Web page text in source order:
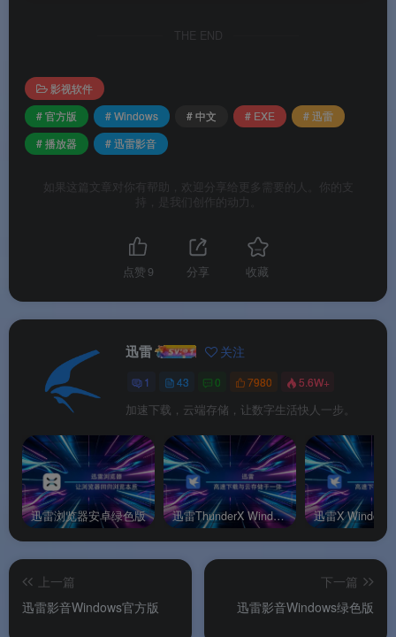
⚙️软件功能
🎞️ 超高清解码引擎
AVI、MP4、MKV、MOV、TS等上百种主流格式，
多云盘直连播放
：支持阿里云盘、百度网盘及
智能字幕实时匹配：内置在线字幕库，支持
中、英、日、俄等多语言自动匹配与实时翻译
📥
边下边播黑科技 ：支持HTTP、FTP、BT等多种
协议的边下边播，大幅缩短观看等待时间
。
🎨个性化播放设置：支持亮度、对比度、饱和度
调节，音量可在0-1000%范围内自由调节 。
✨软件特色
✨软件特色
THE END
影视软件
# 官方版
# Windows # 中文 # EXE
# 迅雷
# 播放器
# 迅雷影音
如果这篇文章对你有帮助，欢迎分享给更多需要的人。你的支
持，是我们创作的动力。
点赞 9 分享 收藏
迅雷 关注
1 43 0 7980 5.6W+
加速下载，云端存储，让数字生活快人一步。
迅雷浏览器安卓绿色版 迅雷ThunderX Windows绿色版 迅雷X
上一篇
迅雷影音Windows官方版
下一篇
迅雷影音Windows绿色版